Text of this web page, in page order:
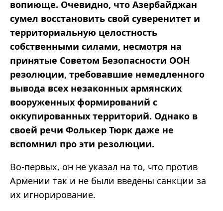
вопиюще. Очевидно, что Азербайджан
сумел восстановить свой суверенитет и
территориальную целостность
собственными силами, несмотря на
принятые Советом Безопасности ООН
резолюции, требовавшие немедленного
вывода всех незаконных армянских
вооруженных формирований с
оккупированных территорий. Однако в
своей речи Фолькер Тюрк даже не
вспомнил про эти резолюции.
Во-первых, он не указал на то, что против
Армении так и не были введены санкции за
их игнорирование.